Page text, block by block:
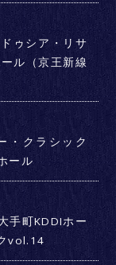
ゥシア・リサ
ル（京王新線
・クラシック
ール
手町KDDIホー
vol.14